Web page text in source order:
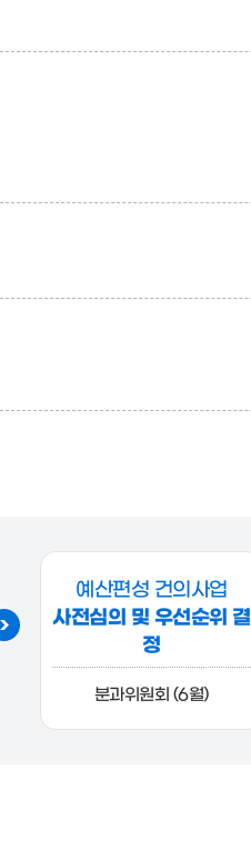
예산편성 건의사업
사전심의 및 우선순위 결
정
분과위원회 (6월)